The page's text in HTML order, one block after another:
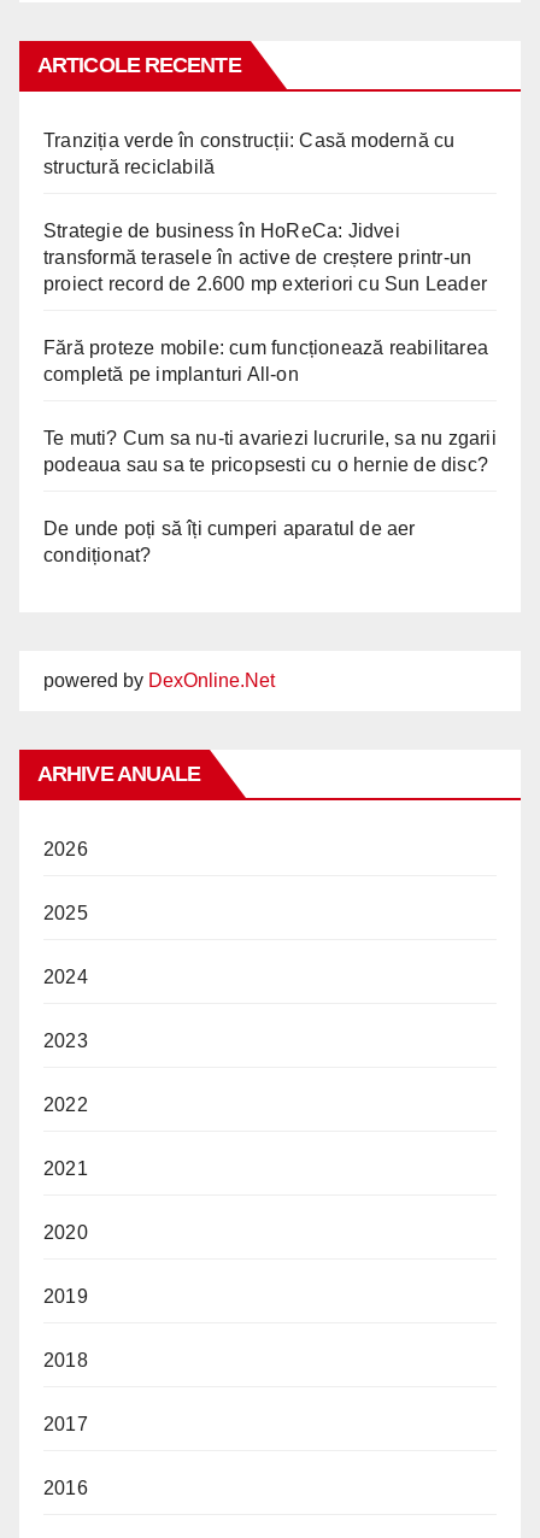
ARTICOLE RECENTE
Tranziția verde în construcții: Casă modernă cu
structură reciclabilă
Strategie de business în HoReCa: Jidvei
transformă terasele în active de creștere printr-un
proiect record de 2.600 mp exteriori cu Sun Leader
Fără proteze mobile: cum funcționează reabilitarea
completă pe implanturi All-on
Te muti? Cum sa nu-ti avariezi lucrurile, sa nu zgarii
podeaua sau sa te pricopsesti cu o hernie de disc?
De unde poți să îți cumperi aparatul de aer
condiționat?
powered by DexOnline.Net
ARHIVE ANUALE
2026
2025
2024
2023
2022
2021
2020
2019
2018
2017
2016